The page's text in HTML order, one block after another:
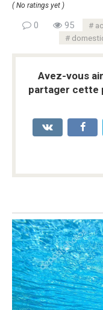
( No ratings yet )
0 95
Avez-vous
partager cette